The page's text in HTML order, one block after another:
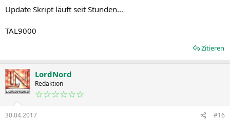
Update Skript läuft seit Stunden...
TAL9000
Zitieren
LordNord
Redaktion
☆☆☆☆☆☆
30.04.2017 #16